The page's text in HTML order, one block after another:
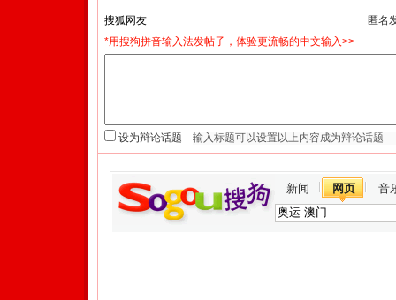
匿名
*用搜狗拼音输入法发帖子，体验更流畅的中文输入>>
设为辩论话题
新闻 网页 音